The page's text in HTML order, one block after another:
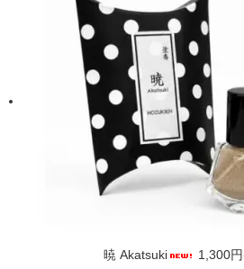
暁 Akatsuki 1,300